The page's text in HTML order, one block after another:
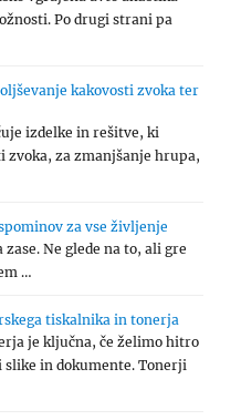
Po drugi strani pa
kakovosti zvoka ter
izdelke in rešitve, ki
zvoka, za zmanjšanje hrupa,
za vse življenje
zase. Ne glede na to, ali gre
…
tiskalnika in tonerja
je ključna, če želimo hitro
in dokumente. Tonerji